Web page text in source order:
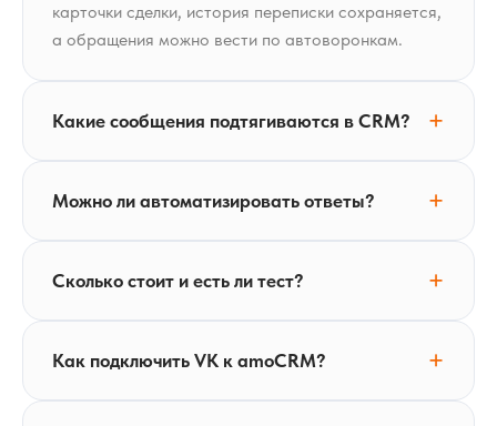
карточки сделки, история переписки сохраняется,
а обращения можно вести по автоворонкам.
Какие сообщения подтягиваются в CRM?
Можно ли автоматизировать ответы?
Сколько стоит и есть ли тест?
Как подключить VK к amoCRM?